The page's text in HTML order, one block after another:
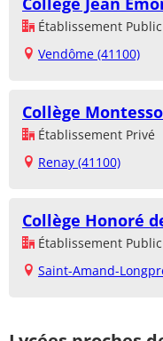
Établissement Public
Vendôme (41100)
Collège
Établissement Privé
Renay (41100)
Collège Honoré
Établissement Public
Saint-Amand-